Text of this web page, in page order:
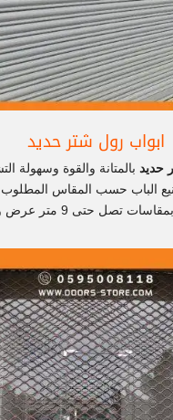
ابواب رول شتر حديد
حديد بالمتانة والقوة وسهولة
الباب حسب المقاس
9 متر عرض و 9 متر ارتفاع …